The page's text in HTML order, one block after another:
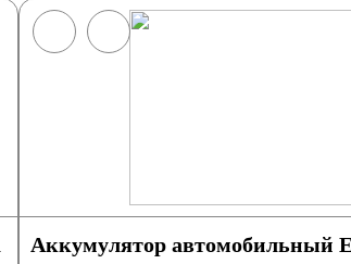
Аккумулятор автомобильный